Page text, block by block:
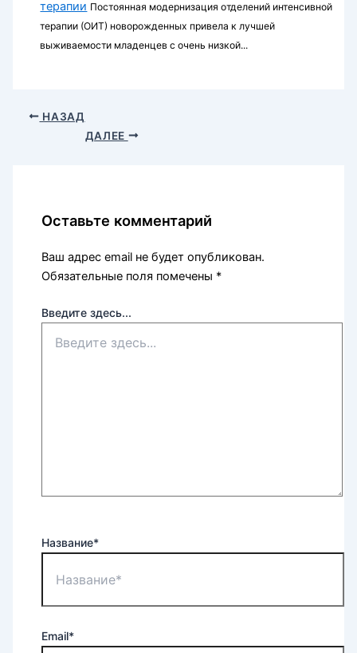
терапии Постоянная модернизация отделений интенсивной
терапии (ОИТ) новорожденных привела к лучшей
выживаемости младенцев с очень низкой...
НАЗАД
ДАЛЕЕ
Оставьте комментарий
Ваш адрес email не будет опубликован.
Обязательные поля помечены *
Введите здесь...
Название*
Email*